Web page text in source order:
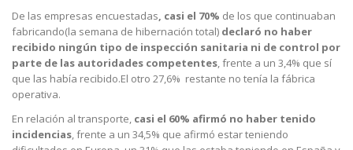
De las empresas encuestadas, casi el 70% de los que continuaban
fabricando(la semana de hibernación total) declaró no haber
recibido ningún tipo de inspección sanitaria ni de control por
parte de las autoridades competentes, frente a un 3,4% que sí
que las había recibido.El otro 27,6% restante no tenía la fábrica
operativa.
En relación al transporte, casi el 60% afirmó no haber tenido
incidencias, frente a un 34,5% que afirmó estar teniendo